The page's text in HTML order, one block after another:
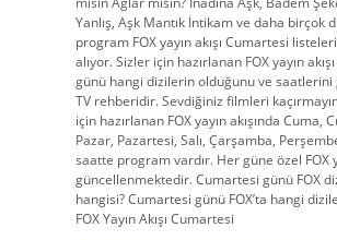
Yanlış, Aşk Mantık İntikam ve daha birçok
program FOX yayın akışı Cumartesi
alıyor. Sizler için hazırlanan FOX yayın
günü hangi dizilerin olduğunu ve
TV rehberidir. Sevdiğiniz filmleri
için hazırlanan FOX yayın akışında Cuma,
Pazar, Pazartesi, Salı, Çarşamba,
saatte program vardır. Her güne özel FOX
güncellenmektedir. Cumartesi günü FOX
hangisi? Cumartesi günü FOX’ta hangi
FOX Yayın Akışı Cumartesi